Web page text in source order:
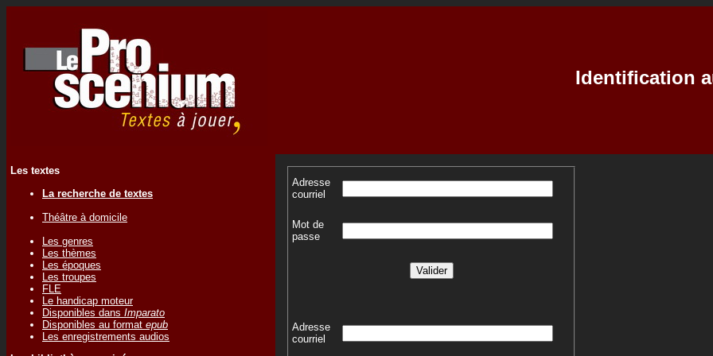
Identification
Les textes
La recherche de textes
Théâtre à domicile
Les genres
Les thèmes
Les époques
Les troupes
FLE
Le handicap moteur
Disponibles dans Imparato
Disponibles au format epub
Les enregistrements audios
Adresse
courriel
Mot de
passe
Adresse
courriel